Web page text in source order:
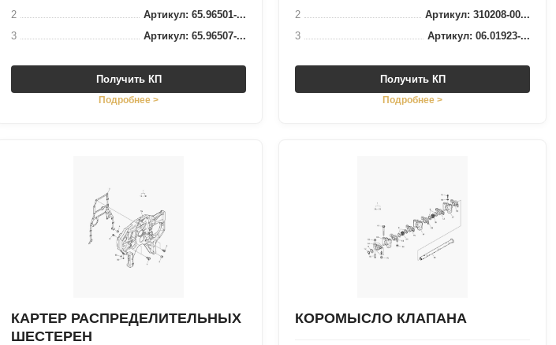
2
Артикул: 65.96501-...
3
Артикул: 65.96507-...
Получить КП
Подробнее >
2
Артикул: 310208-00...
3
Артикул: 06.01923-...
Получить КП
Подробнее >
КАРТЕР РАСПРЕДЕЛИТЕЛЬНЫХ
ШЕСТЕРЕН
КОРОМЫСЛО КЛАПАНА